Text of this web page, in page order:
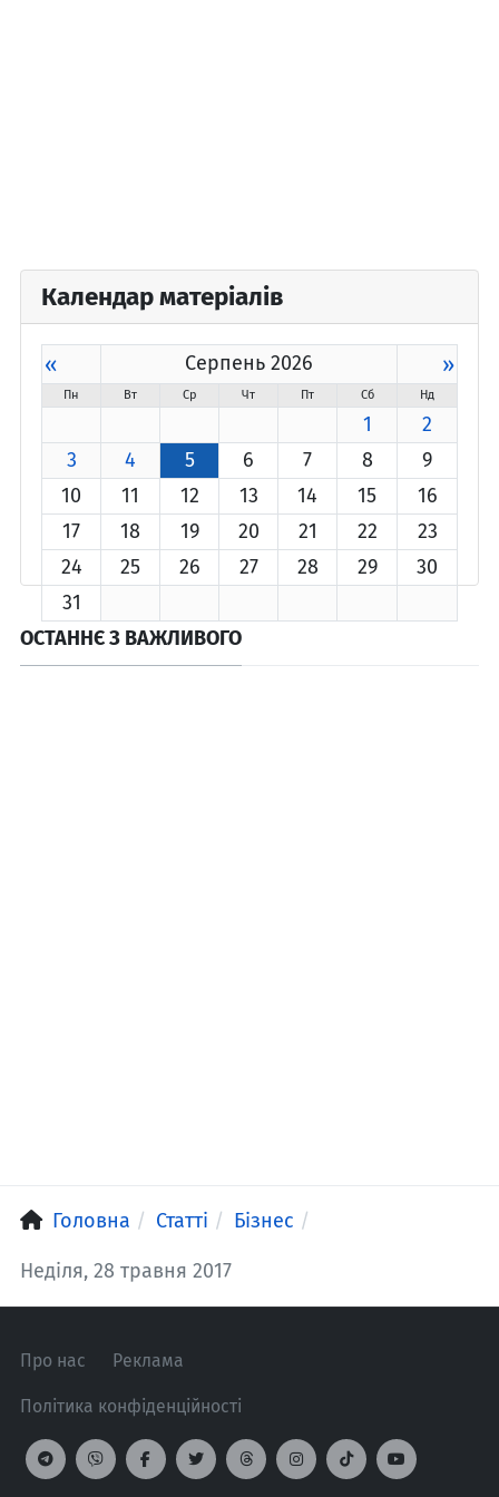
Календар матеріалів
« Серпень 2026 »
Пн Вт Ср Чт Пт Сб Нд
1
2
3
4 5 6 7 8
9
10
11 12 13 14 15
16
17
18 19 20 21 22
23
24
25 26 27 28 29
30
31
ОСТАННЄ З ВАЖЛИВОГО
Головна Статті Бізнес
Неділя, 28 травня 2017
Про нас Реклама
Політика конфіденційності